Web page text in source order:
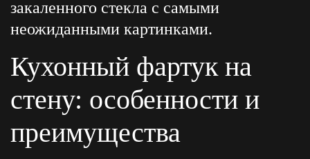
закаленного стекла с самыми
неожиданными картинками.
Кухонный фартук на
стену: особенности и
преимущества